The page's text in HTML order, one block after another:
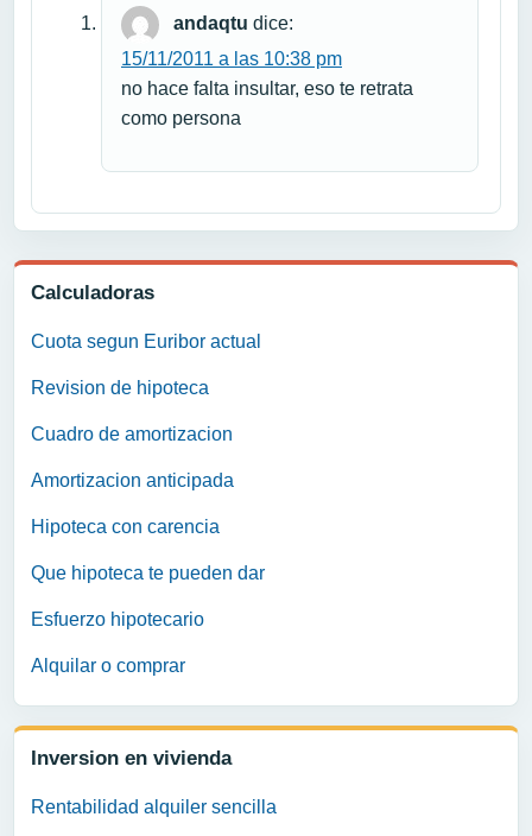
Calculadoras
Cuota segun Euribor actual
Revision de hipoteca
Cuadro de amortizacion
Amortizacion anticipada
Hipoteca con carencia
Que hipoteca te pueden dar
Esfuerzo hipotecario
Alquilar o comprar
Inversion en vivienda
Rentabilidad alquiler sencilla
andaqtu dice:
15/11/2011 a las 10:38 pm
no hace falta insultar, eso te retrata
como persona